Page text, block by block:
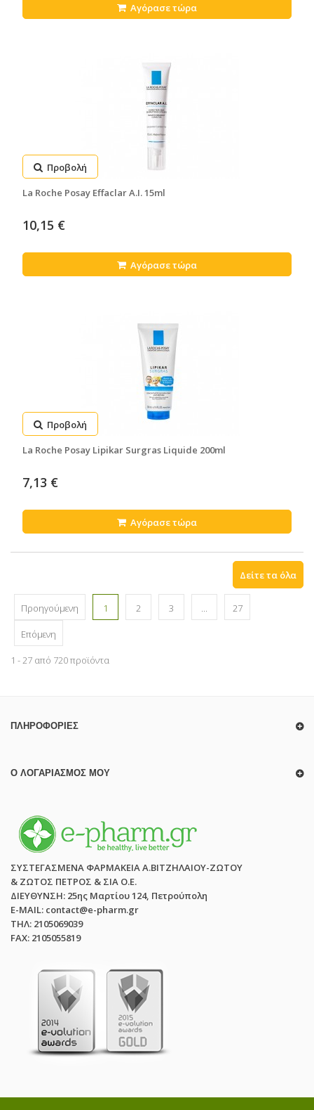
Αγόρασε τώρα
Προβολή
La Roche Posay Effaclar A.I. 15ml
10,15 €
Αγόρασε τώρα
Προβολή
La Roche Posay Lipikar Surgras Liquide 200ml
7,13 €
Αγόρασε τώρα
Δείτε τα όλα
Προηγούμενη 1 2 3 ... 27
Επόμενη
1 - 27 από 720 προϊόντα
ΠΛΗΡΟΦΟΡΊΕΣ
Ο ΛΟΓΑΡΙΑΣΜΌΣ ΜΟΥ
ΣΥΣΤΕΓΑΣΜΕΝΑ ΦΑΡΜΑΚΕΙΑ Α.ΒΙΤΖΗΛΑΙΟΥ-ΖΩΤΟΥ
& ΖΩΤΟΣ ΠΕΤΡΟΣ & ΣΙΑ Ο.Ε.
ΔΙΕΥΘΥΝΣΗ: 25ης Μαρτίου 124, Πετρούπολη
E-MAIL: contact@e-pharm.gr
ΤΗΛ: 2105069039
FAX: 2105055819